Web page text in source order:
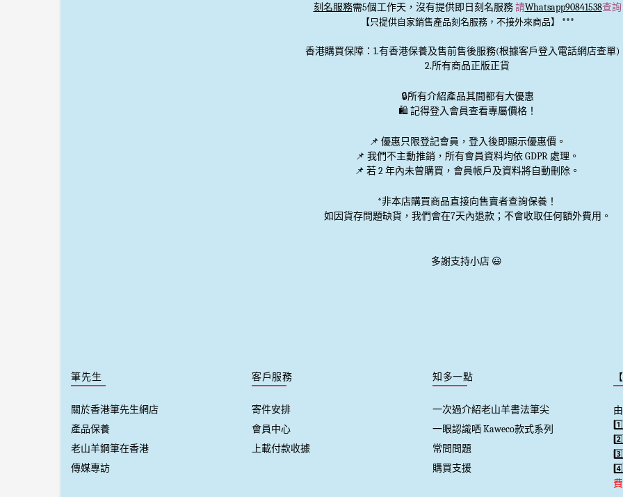
刻名服務需5個工作天，沒有提供即日刻名服務請Whatsapp90841538查詢
【只提供自家銷售產品刻名服務，不接外來商品】 ***
香港購買保障：1.有香港保養及售前售後服務(根據客戶登入電話網店查單)
2.所有商品正版正貨
🔒所有介紹產品其間都有大優惠
🛍️ 記得登入會員查看專屬價格！
📌 優惠只限登記會員 ，登入後即顯示優惠價。
📌 我們不主動推銷 ，所有會員資料均依 GDPR 處理。
📌 若 2 年內未曾購買，會員帳戶及資料將自動刪除。
*非本店購買商品直接向售賣者查詢保養！
如因貨存問題缺貨，我們會在7天內退款；不會收取任何額外費用。
多謝支持小店 😃
筆先生
關於香港筆先生網店
產品保養
老山羊鋼筆在香港
傳媒專訪
客戶服務
寄件安排
會員中心
上載付款收據
知多一點
一次過介紹老山羊書法筆尖
一眼認識哂 Kaweco款式系列
常問問題
購買支援